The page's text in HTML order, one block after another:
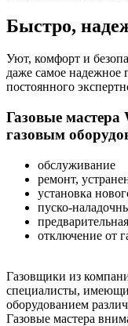
Быстро,
Уют, комфорт и
даже самое надежное
постоянного
Газовые
газовым
обслуживание
ремонт,
установка
пуско-
отключение от
Газовщики из
специалисты,
оборудованием
Газовые мастера